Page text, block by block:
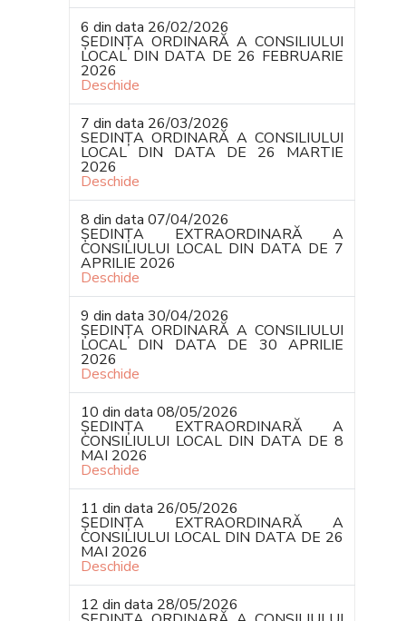
6 din data 26/02/2026
ȘEDINȚA ORDINARĂ A CONSILIULUI
LOCAL DIN DATA DE 26 FEBRUARIE
2026
Deschide
7 din data 26/03/2026
SEDINȚA ORDINARĂ A CONSILIULUI
LOCAL DIN DATA DE 26 MARTIE
2026
Deschide
8 din data 07/04/2026
ȘEDINȚA EXTRAORDINARĂ A
CONSILIULUI LOCAL DIN DATA DE 7
APRILIE 2026
Deschide
9 din data 30/04/2026
ȘEDINȚA ORDINARĂ A CONSILIULUI
LOCAL DIN DATA DE 30 APRILIE
2026
Deschide
10 din data 08/05/2026
ȘEDINȚA EXTRAORDINARĂ A
CONSILIULUI LOCAL DIN DATA DE 8
MAI 2026
Deschide
11 din data 26/05/2026
ȘEDINȚA EXTRAORDINARĂ A
CONSILIULUI LOCAL DIN DATA DE 26
MAI 2026
Deschide
12 din data 28/05/2026